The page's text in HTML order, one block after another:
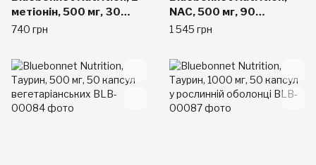
метіонін, 500 мг, 30
капсул у рослинній
740 грн
NAC, 500 мг, 90
рослинних капсул
1 545 грн